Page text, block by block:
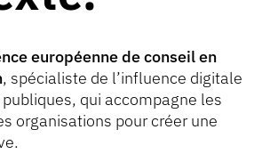
européenne de conseil en
, spécialiste de l’influence digitale
qui accompagne les
organisations pour créer une